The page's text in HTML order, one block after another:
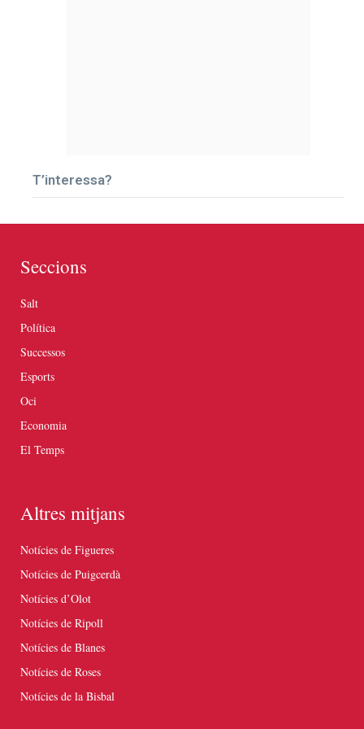
T’interessa?
Seccions
Salt
Política
Successos
Esports
Oci
Economia
El Temps
Altres mitjans
Notícies de Figueres
Notícies de Puigcerdà
Notícies d’Olot
Notícies de Ripoll
Notícies de Blanes
Notícies de Roses
Notícies de la Bisbal